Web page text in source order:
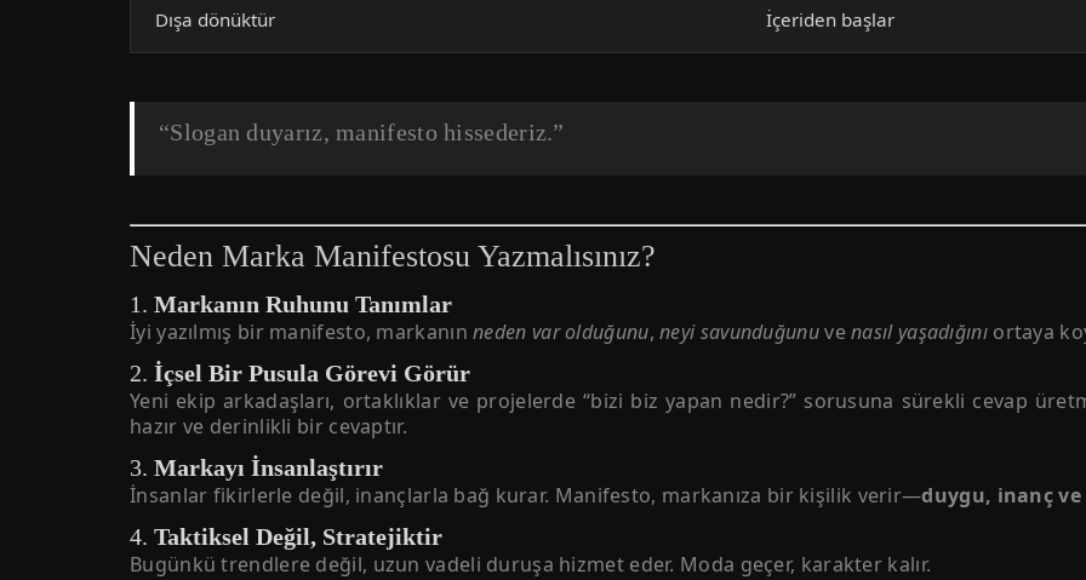
Dışa dönüktür İçeriden başlar
“Slogan duyarız, manifesto hissederiz.”
Neden Marka Manifestosu Yazmalısınız?
1. Markanın Ruhunu Tanımlar
İyi yazılmış bir manifesto, markanınneden var olduğunu,neyi savunduğunuvenasıl yaşadığınıortaya
2. İçsel Bir Pusula Görevi Görür
Yeni ekip arkadaşları, ortaklıklar ve projelerde “bizi biz yapan nedir?” sorusuna sürekli cevap
hazır ve derinlikli bir cevaptır.
3. Markayı İnsanlaştırır
İnsanlar fikirlerle değil, inançlarla bağ kurar. Manifesto, markanıza bir kişilik verir—duygu, inanç
4. Taktiksel Değil, Stratejiktir
Bugünkü trendlere değil, uzun vadeli duruşa hizmet eder. Moda geçer, karakter kalır.